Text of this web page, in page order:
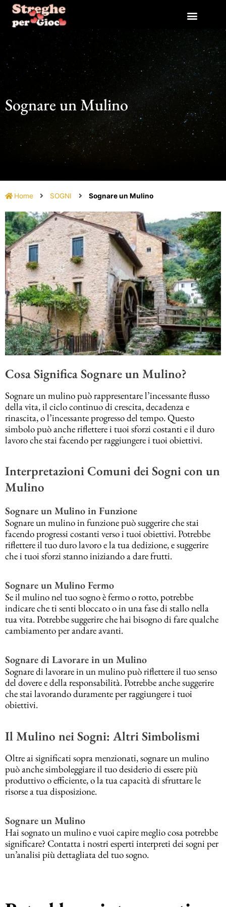
contenuto
Sognare un Mulino
Home SOGNI Sognare un Mulino
Cosa Significa Sognare un Mulino?
Sognare un mulino può rappresentare l’incessante flusso
della vita, il ciclo continuo di crescita, decadenza e
rinascita, o l’incessante progresso del tempo. Questo
simbolo può anche riflettere i tuoi sforzi costanti e il duro
lavoro che stai facendo per raggiungere i tuoi obiettivi.
Interpretazioni Comuni dei Sogni con un
Mulino
Sognare un Mulino in Funzione
Sognare un mulino in funzione può suggerire che stai
facendo progressi costanti verso i tuoi obiettivi. Potrebbe
riflettere il tuo duro lavoro e la tua dedizione, e suggerire
che i tuoi sforzi stanno iniziando a dare frutti.
Sognare un Mulino Fermo
Se il mulino nel tuo sogno è fermo o rotto, potrebbe
indicare che ti senti bloccato o in una fase di stallo nella
tua vita. Potrebbe suggerire che hai bisogno di fare qualche
cambiamento per andare avanti.
Sognare di Lavorare in un Mulino
Sognare di lavorare in un mulino può riflettere il tuo senso
del dovere e della responsabilità. Potrebbe anche suggerire
che stai lavorando duramente per raggiungere i tuoi
obiettivi.
Il Mulino nei Sogni: Altri Simbolismi
Oltre ai significati sopra menzionati, sognare un mulino
può anche simboleggiare il tuo desiderio di essere più
produttivo o efficiente, o la tua capacità di sfruttare le
risorse a tua disposizione.
Sognare un Mulino
Hai sognato un mulino e vuoi capire meglio cosa potrebbe
significare? Contatta i nostri esperti interpreti dei sogni per
un’analisi più dettagliata del tuo sogno.